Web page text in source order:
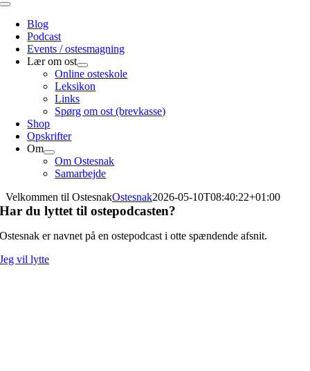
Toggle
Navigation
Blog
Podcast
Events / ostesmagning
Lær om ost
Online osteskole
Leksikon
Links
Spørg om ost (brevkasse)
Shop
Opskrifter
Om
Om Ostesnak
Samarbejde
Velkommen til OstesnakOstesnak2026-05-10T08:40:22+01:00
Har du lyttet til ostepodcasten?
Ostesnak er navnet på en ostepodcast i otte spændende afsnit.
Jeg vil lytte